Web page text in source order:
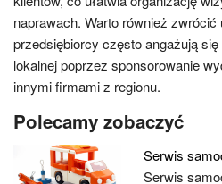
naprawach. Warto również
przedsiębiorcy często angażują
lokalnej poprzez sponsorowanie
innymi firmami z regionu.
Polecamy zobaczyć
Serwis
Serwis